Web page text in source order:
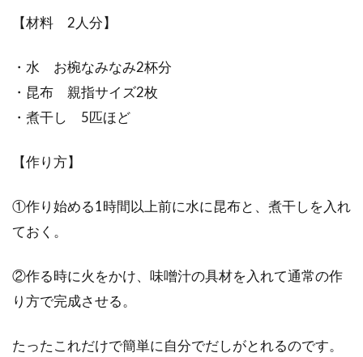
【材料 2人分】
・水 お椀なみなみ2杯分
・昆布 親指サイズ2枚
・煮干し 5匹ほど
【作り方】
①作り始める1時間以上前に水に昆布と、煮干しを入れ
ておく。
②作る時に火をかけ、味噌汁の具材を入れて通常の作
り方で完成させる。
たったこれだけで簡単に自分でだしがとれるのです。